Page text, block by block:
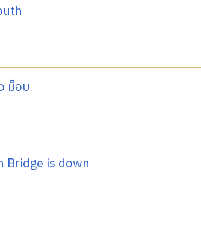
ม็อบ
Bridge is down